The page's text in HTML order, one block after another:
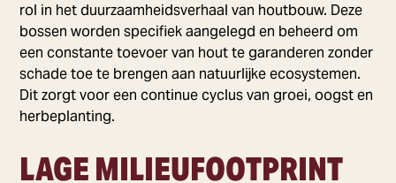
rol in het duurzaamheidsverhaal van houtbouw. Deze
bossen worden specifiek aangelegd en beheerd om
een constante toevoer van hout te garanderen zonder
schade toe te brengen aan natuurlijke ecosystemen.
Dit zorgt voor een continue cyclus van groei, oogst en
herbeplanting.
LAGE MILIEUFOOTPRINT